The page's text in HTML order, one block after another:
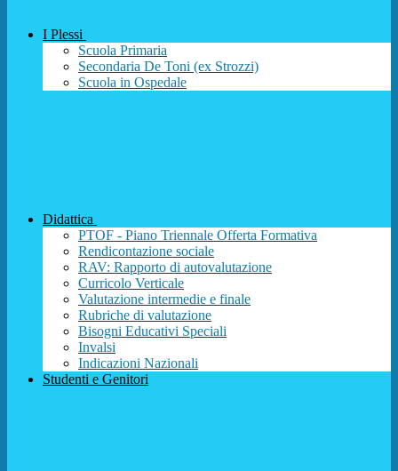
I Plessi
Scuola Primaria
Secondaria De Toni (ex Strozzi)
Scuola in Ospedale
Didattica
PTOF - Piano Triennale Offerta Formativa
Rendicontazione sociale
RAV: Rapporto di autovalutazione
Curricolo Verticale
Valutazione intermedie e finale
Rubriche di valutazione
Bisogni Educativi Speciali
Invalsi
Indicazioni Nazionali
Studenti e Genitori